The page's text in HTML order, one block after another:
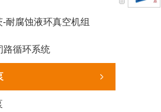
耐腐蚀液环真空机组
路循环系统